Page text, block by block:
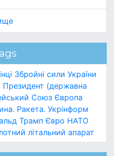
Збройні сили України
Президент (державна
Союз Європа
Ракета. Укрінформ
Трамп Євро НАТО
літальний апарат